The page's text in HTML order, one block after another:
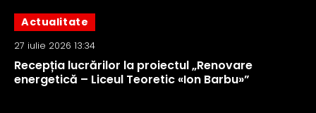
Actualitate
27 iulie 2026 13:34
Recepția lucrărilor la proiectul „Renovare
energetică – Liceul Teoretic «Ion Barbu»”